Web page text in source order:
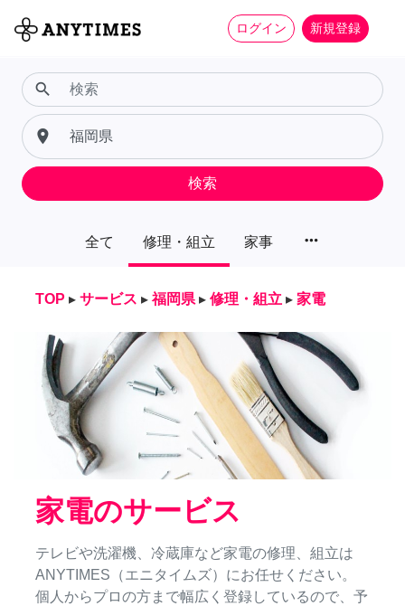
ログイン 新規登録
全て 修理・組立 家事 more_horiz
search
place
検索
TOP ▸ サービス ▸ 福岡県 ▸ 修理・組立 ▸ 家電
家電のサービス
テレビや洗濯機、冷蔵庫など家電の修理、組立は
ANYTIMES（エニタイムズ）にお任せください。
個人からプロの方まで幅広く登録しているので、予